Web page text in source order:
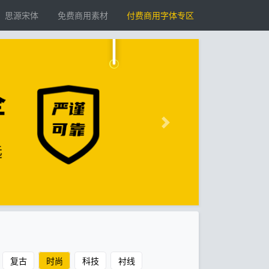
思源宋体 免费商用素材 付费商用字体专区
复古 时尚 科技 衬线